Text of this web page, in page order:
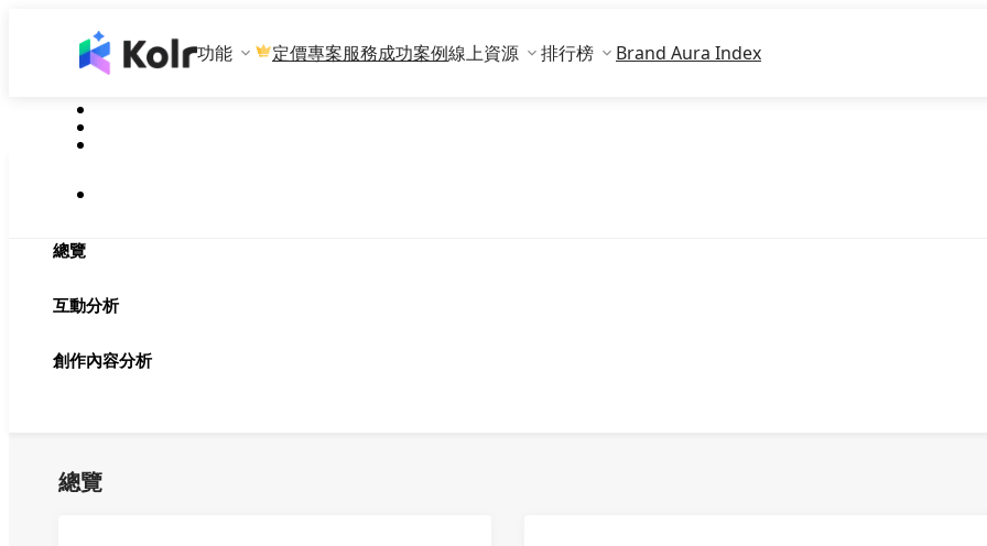
功能 定價專案服務成功案例線上資源 排行榜 Brand Aura Index
總覽
互動分析
創作內容分析
總覽